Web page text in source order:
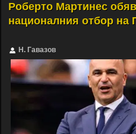
Роберто Мартинес
националния отбор на
Н. Гавазов